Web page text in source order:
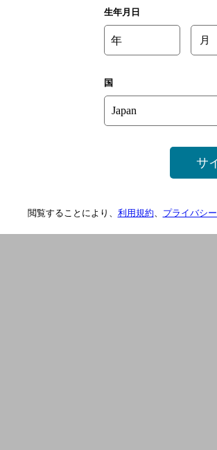
生年月日
年 月
国
サ
閲覧することにより、 利用規約、 プライバシ